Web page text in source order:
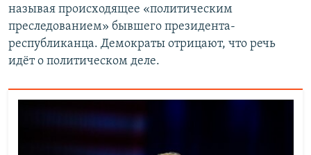
называя происходящее «политическим
преследованием» бывшего президента-
республиканца. Демократы отрицают, что речь
идёт о политическом деле.